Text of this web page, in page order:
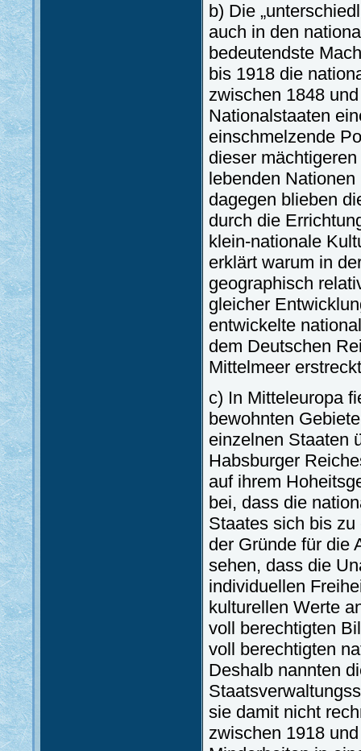
b) Die
auch in den
bedeutendste
bis 1918 die
zwischen 1848
Nationalstaaten
einschmelzende
dieser
lebenden
dagegen blieben
durch die
klein-nationale
erklärt warum in
geographisch
gleicher
entwickelte
dem Deutschen
Mittelmeer
c) In Mitteleuropa
bewohnten
einzelnen Staaten
Habsburger
auf ihrem
bei, dass die
Staates sich bis
der Gründe für die
sehen, dass die
individuellen
kulturellen Werte
voll berechtigten
voll berechtigten
Deshalb nannten
sie damit nicht
zwischen 1918